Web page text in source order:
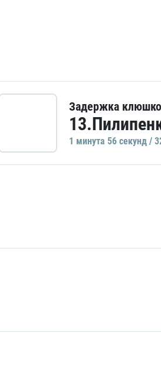
Задержка
1 минутa 56 секунд /